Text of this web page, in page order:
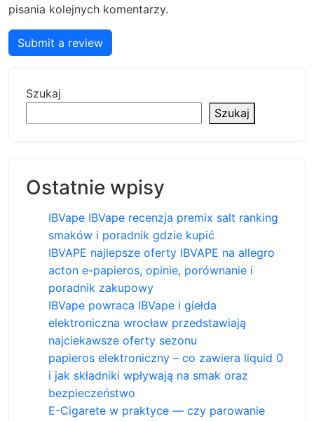
pisania kolejnych komentarzy.
Submit a review
Szukaj
Szukaj
Ostatnie wpisy
IBVape IBVape recenzja premix salt ranking
smaków i poradnik gdzie kupić
IBVAPE najlepsze oferty IBVAPE na allegro
acton e-papieros, opinie, porównanie i
poradnik zakupowy
IBVape powraca IBVape i giełda
elektroniczna wrocław przedstawiają
najciekawsze oferty sezonu
papieros elektroniczny – co zawiera liquid 0
i jak składniki wpływają na smak oraz
bezpieczeństwo
E-Cigarete w praktyce — czy parowanie